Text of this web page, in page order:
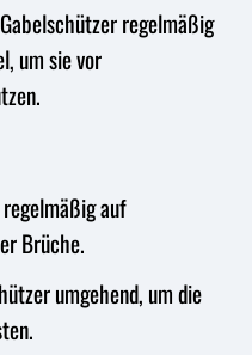
regelmäßig
um sie vor
auf
Brüche.
umgehend, um die